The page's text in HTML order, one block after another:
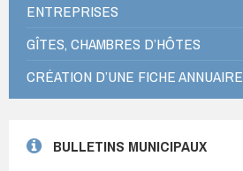
ENTREPRISES
GÎTES, CHAMBRES D’HÔTES
CRÉATION D’UNE FICHE ANNUAIRE
BULLETINS MUNICIPAUX